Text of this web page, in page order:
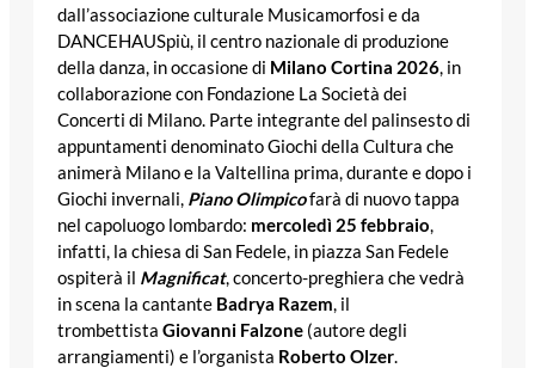
dall’associazione culturale Musicamorfosi e da
DANCEHAUSpiù, il centro nazionale di produzione
della danza, in occasione di Milano Cortina 2026, in
collaborazione con Fondazione La Società dei
Concerti di Milano. Parte integrante del palinsesto di
appuntamenti denominato Giochi della Cultura che
animerà Milano e la Valtellina prima, durante e dopo i
Giochi invernali, Piano Olimpicofarà di nuovo tappa
nel capoluogo lombardo: mercoledì 25 febbraio,
infatti, la chiesa di San Fedele, in piazza San Fedele
ospiterà il Magnificat, concerto-preghiera che vedrà
in scena la cantante Badrya Razem, il
trombettista Giovanni Falzone (autore degli
arrangiamenti) e l’organista Roberto Olzer.